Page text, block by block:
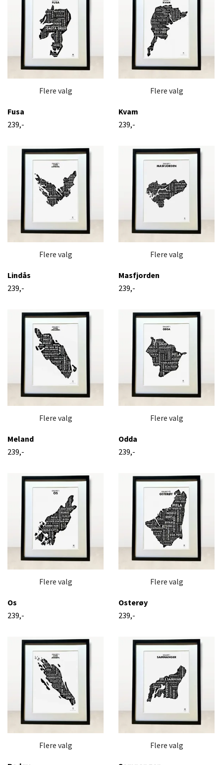
Flere valg
Fusa
239,-
Flere valg
Kvam
239,-
Flere valg
Lindås
239,-
Flere valg
Masfjorden
239,-
Flere valg
Meland
239,-
Flere valg
Odda
239,-
Flere valg
Os
239,-
Flere valg
Osterøy
239,-
Flere valg Flere valg